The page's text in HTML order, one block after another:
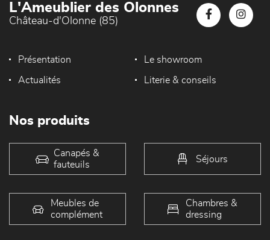
L'Ameublier des Olonnes
Château-d'Olonne (85)
Présentation Le showroom
Actualités Literie & conseils
Nos produits
Canapés &
fauteuils
Séjours
Meubles de
complément
Chambres &
dressing